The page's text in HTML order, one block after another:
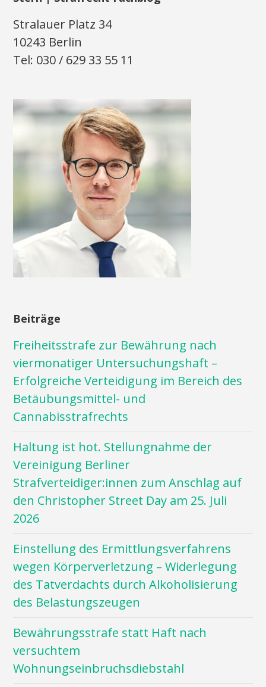
Stralauer Platz 34
10243 Berlin
Tel: 030 / 629 33 55 11
Beiträge
Freiheitsstrafe zur Bewährung nach
viermonatiger Untersuchungshaft –
Erfolgreiche Verteidigung im Bereich des
Betäubungsmittel- und
Cannabisstrafrechts
Haltung ist hot. Stellungnahme der
Vereinigung Berliner
Strafverteidiger:innen zum Anschlag auf
den Christopher Street Day am 25. Juli
2026
Einstellung des Ermittlungsverfahrens
wegen Körperverletzung – Widerlegung
des Tatverdachts durch Alkoholisierung
des Belastungszeugen
Bewährungsstrafe statt Haft nach
versuchtem
Wohnungseinbruchsdiebstahl